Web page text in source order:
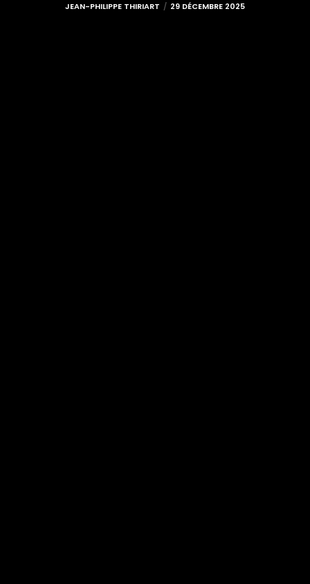
JEAN-PHILIPPE THIRIART 29 DÉCEMBRE 2025